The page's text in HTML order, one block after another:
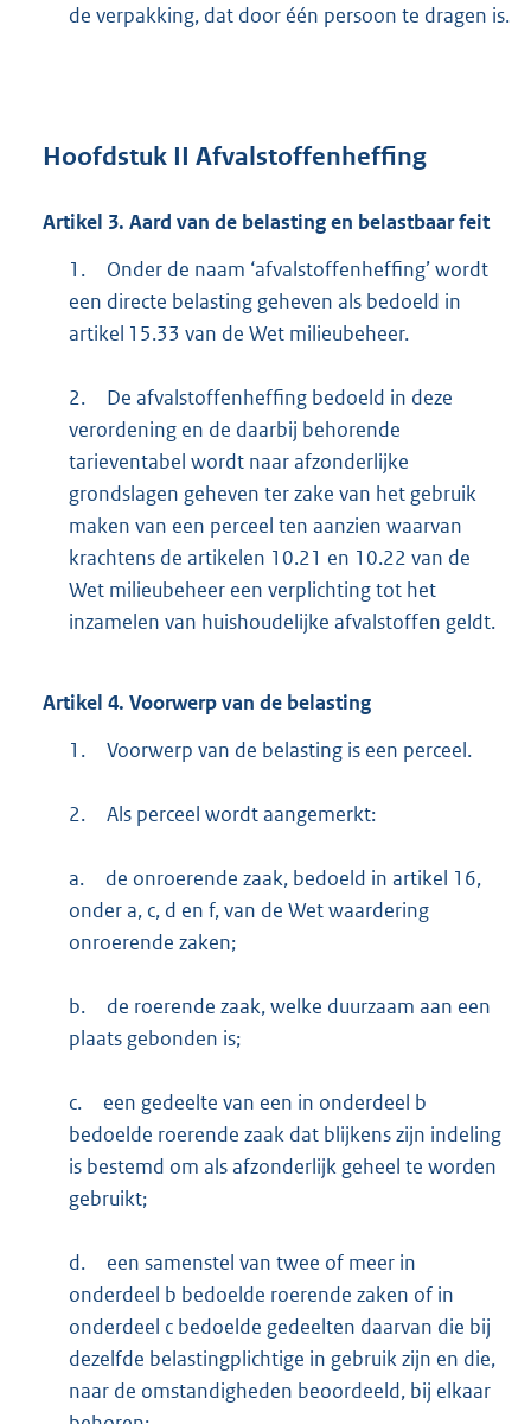
de verpakking, dat door één persoon te dragen is.
Hoofdstuk II Afvalstoffenheffing
Artikel 3. Aard van de belasting en belastbaar feit
1.
Onder de naam ‘afvalstoffenheffing’ wordt
een directe belasting geheven als bedoeld in
artikel 15.33 van de Wet milieubeheer.
2.
De afvalstoffenheffing bedoeld in deze
verordening en de daarbij behorende
tarieventabel wordt naar afzonderlijke
grondslagen geheven ter zake van het gebruik
maken van een perceel ten aanzien waarvan
krachtens de artikelen 10.21 en 10.22 van de
Wet milieubeheer een verplichting tot het
inzamelen van huishoudelijke afvalstoffen geldt.
Artikel 4. Voorwerp van de belasting
1.
Voorwerp van de belasting is een perceel.
2. Als perceel wordt aangemerkt:
a.
de onroerende zaak, bedoeld in artikel 16,
onder a, c, d en f, van de Wet waardering
onroerende zaken;
b.
de roerende zaak, welke duurzaam aan een
plaats gebonden is;
c.
een gedeelte van een in onderdeel b
bedoelde roerende zaak dat blijkens zijn indeling
is bestemd om als afzonderlijk geheel te worden
gebruikt;
d.
een samenstel van twee of meer in
onderdeel b bedoelde roerende zaken of in
onderdeel c bedoelde gedeelten daarvan die bij
dezelfde belastingplichtige in gebruik zijn en die,
naar de omstandigheden beoordeeld, bij elkaar